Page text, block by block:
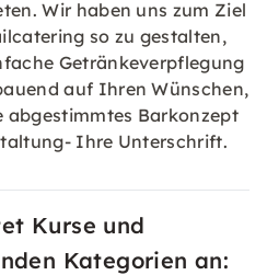
Wir haben uns zum Ziel
so zu gestalten,
Getränkeverpflegung
auf Ihren Wünschen,
abgestimmtes Barkonzept
Ihre Unterschrift.
Kurse und
Kategorien an: